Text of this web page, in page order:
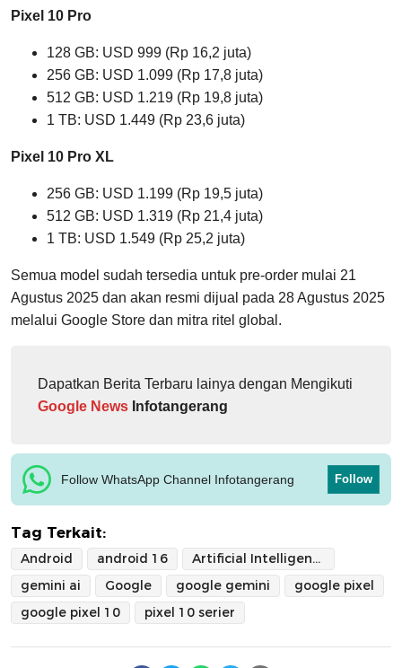
Pixel 10 Pro
128 GB: USD 999 (Rp 16,2 juta)
256 GB: USD 1.099 (Rp 17,8 juta)
512 GB: USD 1.219 (Rp 19,8 juta)
1 TB: USD 1.449 (Rp 23,6 juta)
Pixel 10 Pro XL
256 GB: USD 1.199 (Rp 19,5 juta)
512 GB: USD 1.319 (Rp 21,4 juta)
1 TB: USD 1.549 (Rp 25,2 juta)
Semua model sudah tersedia untuk pre-order mulai 21
Agustus 2025 dan akan resmi dijual pada 28 Agustus 2025
melalui Google Store dan mitra ritel global.
Dapatkan Berita Terbaru lainya dengan Mengikuti
Google News Infotangerang
Follow WhatsApp Channel Infotangerang Follow
Tag Terkait:
Android android 16
Artificial Intelligence
gemini ai
Google google gemini
google pixel
google pixel 10
pixel 10 serier